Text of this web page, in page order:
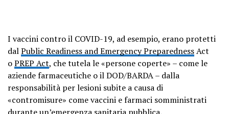
I vaccini contro il COVID-19, ad esempio, erano protetti
dalPublic Readiness and Emergency PreparednessAct
oPREP Act, che tutela le «persone coperte» – come le
aziende farmaceutiche o il DOD/BARDA – dalla
responsabilità per lesioni subite a causa di
«contromisure» come vaccini e farmaci somministrati